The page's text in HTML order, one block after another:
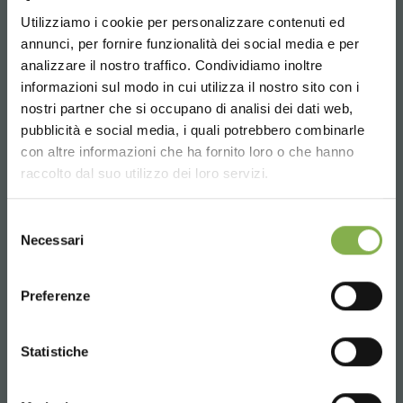
Utilizziamo i cookie per personalizzare contenuti ed
annunci, per fornire funzionalità dei social media e per
analizzare il nostro traffico. Condividiamo inoltre
informazioni sul modo in cui utilizza il nostro sito con i
nostri partner che si occupano di analisi dei dati web,
pubblicità e social media, i quali potrebbero combinarle
con altre informazioni che ha fornito loro o che hanno
raccolto dal suo utilizzo dei loro servizi.
delNecessari
Preferenze
Statistiche
Choose the country you are in and your
language for a better browsing experience
Email
Información requerida
info@orlandelli.it
¡ENTRA EN NUESTRO
MUNDO!
Un pequeño detalle para ti...
5 % de descuentoen tu primer pedido *
2 % de descuento siempreen todas tus
compras futuras *
15.000 €
(selecciona la opción Newsletter durante el